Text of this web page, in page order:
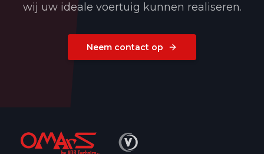
wij uw ideale voertuig kunnen realiseren.
Neem contact op